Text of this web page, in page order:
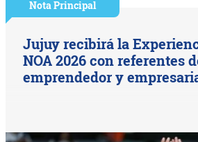
Nota Principal
Jujuy recibirá la
NOA 2026 con referentes
emprendedor y